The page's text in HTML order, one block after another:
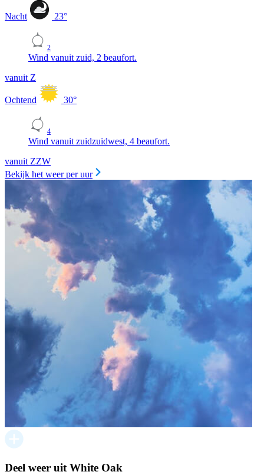
Nacht 23°
2
Wind vanuit zuid, 2 beaufort.
vanuit Z
Ochtend 30°
4
Wind vanuit zuidzuidwest, 4 beaufort.
vanuit ZZW
Bekijk het weer per uur
Deel weer uit White Oak